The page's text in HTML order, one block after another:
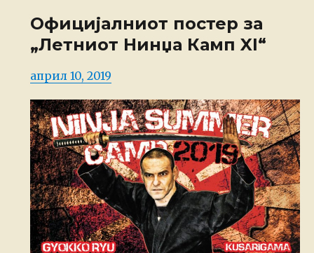
Официјалниот постер за
„Летниот Нинџа Камп XI“
Posted
април 10, 2019